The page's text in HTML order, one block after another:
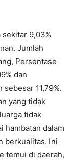
sekitar 9,03%
Jumlah
Persentase
dan
11,79%.
yang tidak
tidak
hambatan dalam
berkualitas. Ini
temui di daerah,